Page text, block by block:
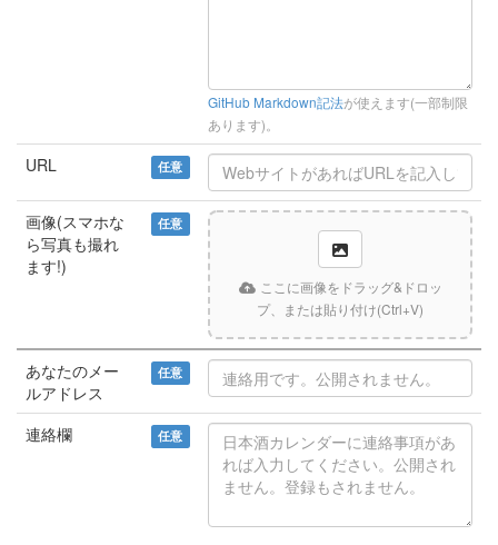
GitHub Markdown記法が使えます(一部制限
あります)。
URL 任意
画像(スマホな
ら写真も撮れ
ます!)
任意
ここに画像をドラッグ&ドロッ
プ、または貼り付け(Ctrl+V)
あなたのメー
ルアドレス
任意
連絡欄 任意